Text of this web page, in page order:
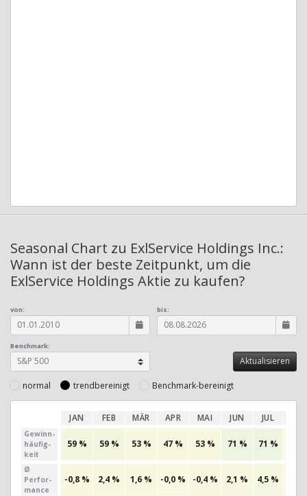
Seasonal Chart zu ExlService Holdings Inc.:
Wann ist der beste Zeitpunkt, um die
ExlService Holdings Aktie zu kaufen?
Benchmark:
von: bis:
normal trendbereinigt Benchmark-bereinigt
JAN FEB MÄR APR MAI JUN JUL
Gewinn­
häufig­
keit
59 % 59 % 53 % 47 % 53 % 71 % 71 %
Ø
Perfor­
mance
-0,8 % 2,4 % 1,6 % -0,0 % -0,4 % 2,1 % 4,5 %